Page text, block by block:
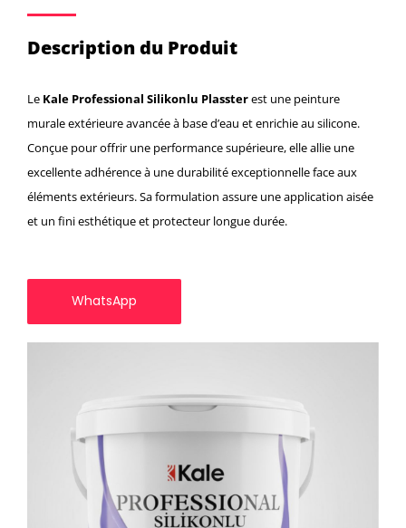
Description du Produit
Le Kale Professional Silikonlu Plassterest une peinture
murale extérieure avancée à base d’eau et enrichie au silicone.
Conçue pour offrir une performance supérieure, elle allie une
excellente adhérence à une durabilité exceptionnelle face aux
éléments extérieurs. Sa formulation assure une application aisée
et un fini esthétique et protecteur longue durée.
WhatsApp